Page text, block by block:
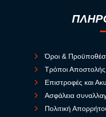
Όροι &
Τρόποι
Επιστροφές και
Ασφάλεια
Πολιτική